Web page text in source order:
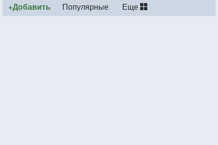
+Добавить Популярные Еще